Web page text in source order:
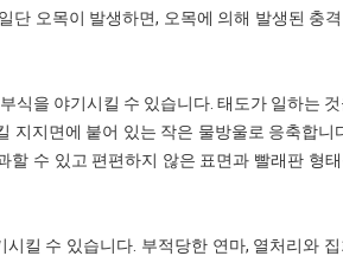
단 오목이 발생하면, 오목에 의해 발생된 충
식을 야기시킬 수 있습니다. 태도가 일하는
지지면에 붙어 있는 작은 물방울로 응축합
할 수 있고 편편하지 않은 표면과 빨래판 형
킬 수 있습니다. 부적당한 연마, 열처리와